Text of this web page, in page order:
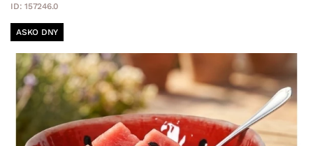
ID: 157246.0
ASKO DNY